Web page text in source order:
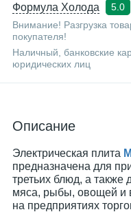
Формула Холода 5.0
Внимание! Разгрузка
покупателя!
Наличный, банковские
юридических лиц
Описание
Электрическая плита
предназначена для
третьих блюд, а также
мяса, рыбы, овощей и
на предприятиях